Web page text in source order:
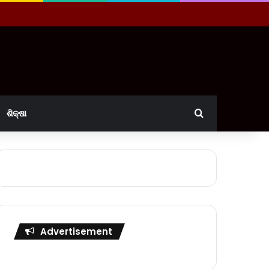
ଶିକ୍ଷା Search for
Advertisement